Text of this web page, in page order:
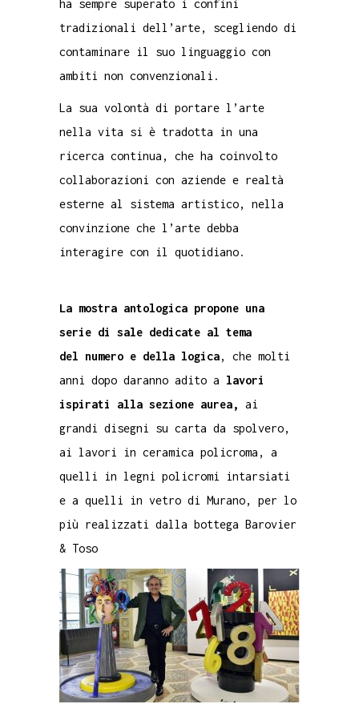
ha sempre superato i confini
tradizionali dell’arte, scegliendo di
contaminare il suo linguaggio con
ambiti non convenzionali.
La sua volontà di portare l’arte
nella vita si è tradotta in una
ricerca continua, che ha coinvolto
collaborazioni con aziende e realtà
esterne al sistema artistico, nella
convinzione che l’arte debba
interagire con il quotidiano.
La mostra antologica propone una
serie di sale dedicate al tema
del numero e della logica, che molti
anni dopo daranno adito a lavori
ispirati alla sezione aurea, ai
grandi disegni su carta da spolvero,
ai lavori in ceramica policroma, a
quelli in legni policromi intarsiati
e a quelli in vetro di Murano, per lo
più realizzati dalla bottega Barovier
& Toso